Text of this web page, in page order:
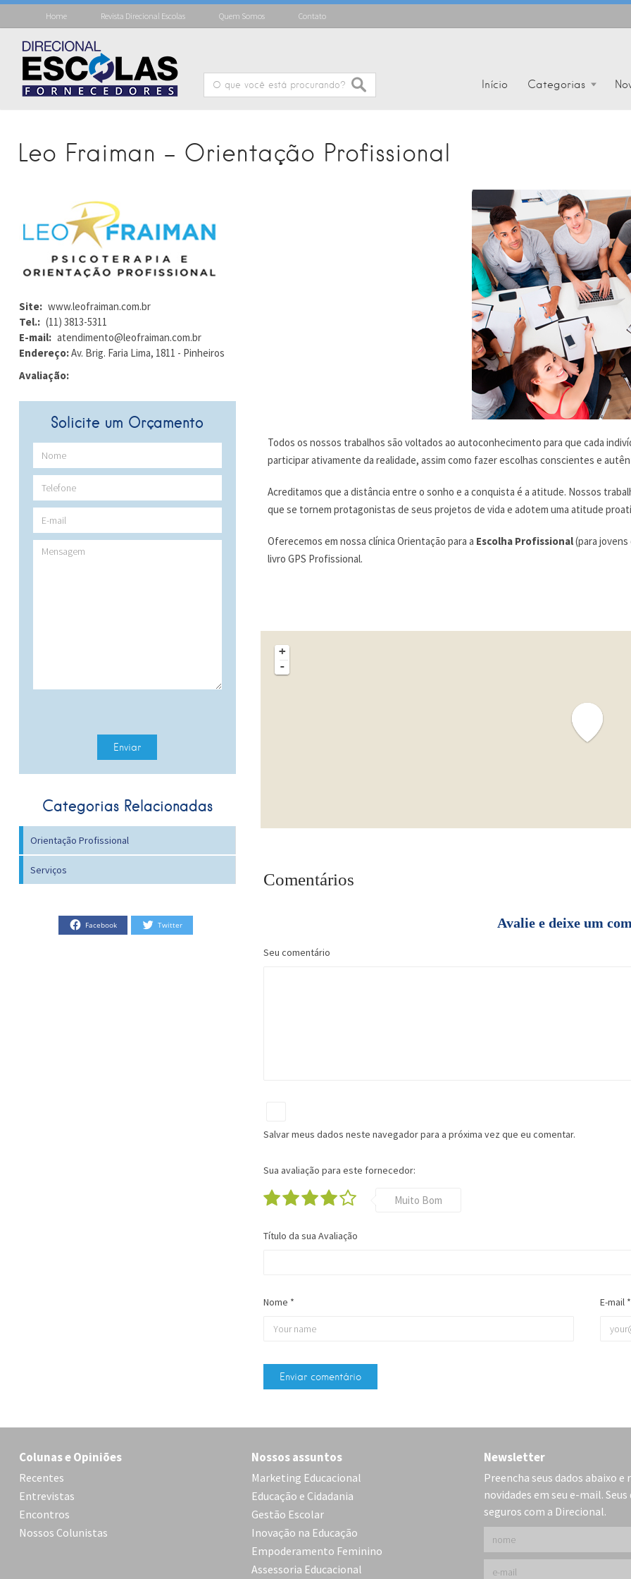
Home Revista Direcional Escolas Quem Somos Contato
Início Categorias
Leo Fraiman – Orientação Profissional
Site: www.leofraiman.com.br
Tel.: (11) 3813-5311
E-mail: atendimento@leofraiman.com.br
Endereço:Av. Brig. Faria Lima, 1811 - Pinheiros
Avaliação:
Solicite um Orçamento
Categorias Relacionadas
Orientação Profissional
Serviços
Facebook Twitter
Todos os nossos trabalhos são voltados ao autoconhecimento para que cada
participar ativamente da realidade, assim como fazer escolhas conscientes e
Acreditamos que a distância entre o sonho e a conquista é a atitude. Nossos
que se tornem protagonistas de seus projetos de vida e adotem uma atitude
Oferecemos em nossa clínica Orientação para a Escolha Profissional(para jovens
livro GPS Profissional.
+
-
Comentários
Avalie e deixe um
Seu comentário
Nome * E-mail *
Salvar meus dados neste navegador para a próxima vez que eu comentar.
Sua avaliação para este fornecedor:
Muito Bom
Título da sua Avaliação
Colunas e Opiniões
Recentes
Entrevistas
Encontros
Nossos Colunistas
Nossos assuntos
Marketing Educacional
Educação e Cidadania
Gestão Escolar
Inovação na Educação
Empoderamento Feminino
Assessoria Educacional
Newsletter
Preencha seus dados abaixo e
novidades em seu e-mail.
seguros com a Direcional.